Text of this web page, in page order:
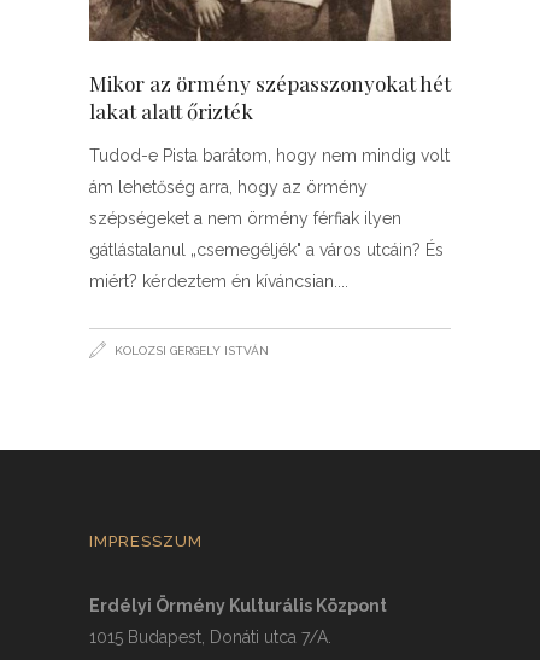
Mikor az örmény szépasszonyokat hét
lakat alatt őrizték
Tudod-e Pista barátom, hogy nem mindig volt
ám lehetőség arra, hogy az örmény
szépségeket a nem örmény férfiak ilyen
gátlástalanul „csemegéljék" a város utcáin? És
miért? kérdeztem én kíváncsian.
KOLOZSI GERGELY ISTVÁN
IMPRESSZUM
Erdélyi Örmény Kulturális Központ
1015 Budapest, Donáti utca 7/A.